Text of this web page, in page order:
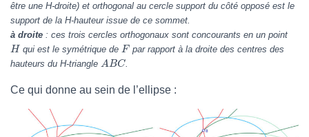
être une H-droite) et orthogonal au cercle support du côté opposé est le
support de la H-hauteur issue de ce sommet.
à droite : ces trois cercles orthogonaux sont concourants en un point
H qui est le symétrique de F par rapport à la droite des centres des
hauteurs du H-triangle ABC.
Ce qui donne au sein de l’ellipse :